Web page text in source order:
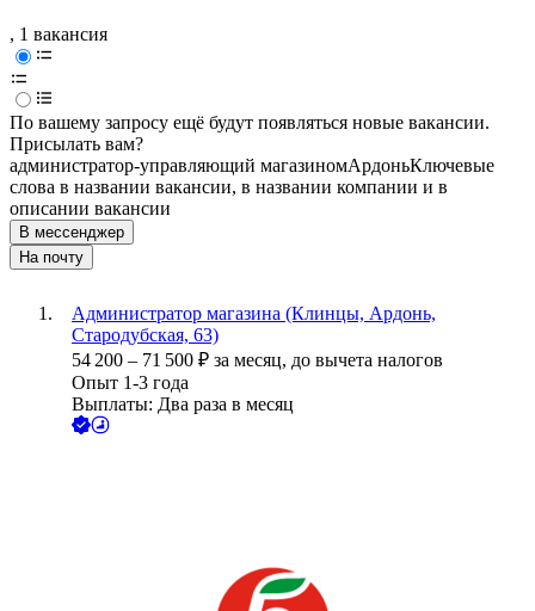
, 1 вакансия
По вашему запросу ещё будут появляться новые вакансии.
Присылать вам?
администратор-управляющий магазиномАрдоньКлючевые
слова в названии вакансии, в названии компании и в
описании вакансии
В мессенджер
На почту
Администратор магазина (Клинцы, Ардонь,
Стародубская, 63)
54 200 – 71 500 ₽ за месяц, до вычета налогов
Опыт 1-3 года
Выплаты: Два раза в месяц